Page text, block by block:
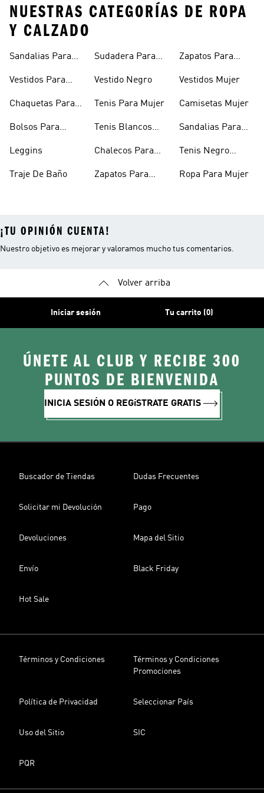
NUESTRAS CATEGORÍAS DE ROPA
Y CALZADO
Sandalias Para
Vestidos Para
Chaquetas Para
Bolsos Para
Leggins
Traje De Baño
Sudadera Para
Vestido Negro
Tenis Para Mujer
Tenis Blancos
Chalecos Para
Zapatos Para
Zapatos Para
Vestidos Mujer
Camisetas Mujer
Sandalias Para
Tenis Negro
Ropa Para Mujer
¡TU OPINIÓN CUENTA!
Nuestro objetivo es mejorar y valoramos mucho tus comentarios.
Volver arriba
Iniciar sesión Tu carrito (0)
ÚNETE AL CLUB Y RECIBE 300
PUNTOS DE BIENVENIDA
INICIA SESIÓN O REGíSTRATE GRATIS
Buscador de Tiendas Dudas Frecuentes
Solicitar mi Devolución Pago
Devoluciones Mapa del Sitio
Envío Black Friday
Hot Sale
Términos y Condiciones
Términos y Condiciones
Promociones
Política de Privacidad Seleccionar País
Uso del Sitio SIC
PQR